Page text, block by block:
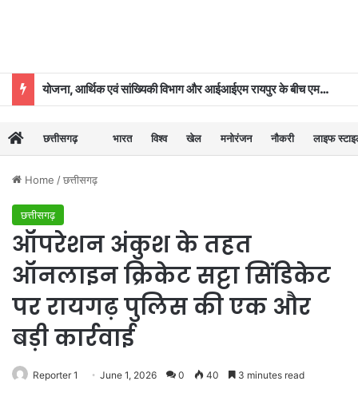
योजना, आर्थिक एवं सांख्यिकी विभाग और आईआईएम रायपुर के बीच एमओयू
छत्तीसगढ़ भारत विश्व खेल मनोरंजन नौकरी लाइफ
Home /छत्तीसगढ़
छत्तीसगढ़
ऑपरेशन अंकुश के तहत
ऑनलाइन क्रिकेट सट्टा सिंडिकेट
पर रायगढ़ पुलिस की एक और
बड़ी कार्रवाई
Reporter 1 June 1, 2026 0 40 3 minutes read